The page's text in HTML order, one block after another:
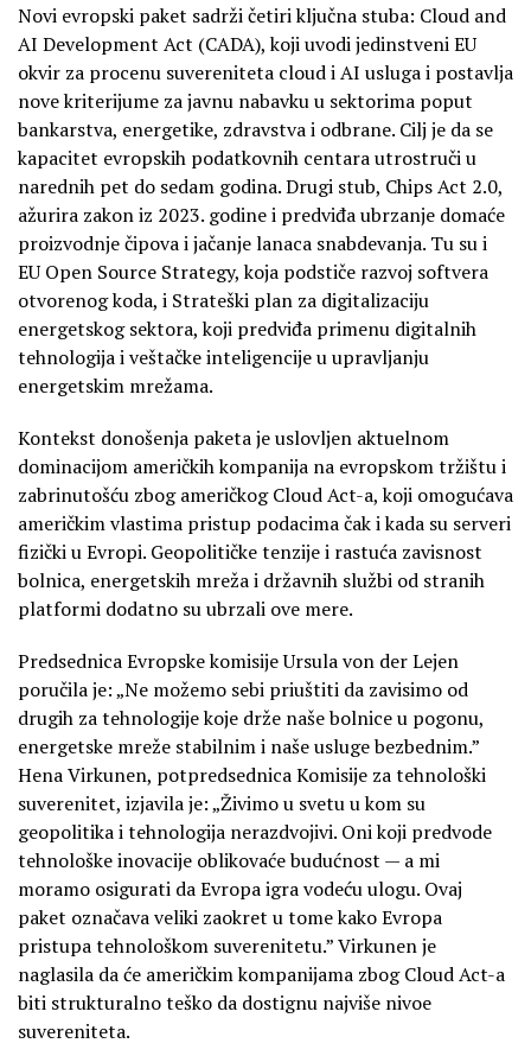
Novi evropski paket sadrži četiri ključna stuba: Cloud and
AI Development Act (CADA), koji uvodi jedinstveni EU
okvir za procenu suvereniteta cloud i AI usluga i postavlja
nove kriterijume za javnu nabavku u sektorima poput
bankarstva, energetike, zdravstva i odbrane. Cilj je da se
kapacitet evropskih podatkovnih centara utrostruči u
narednih pet do sedam godina. Drugi stub, Chips Act 2.0,
ažurira zakon iz 2023. godine i predviđa ubrzanje domaće
proizvodnje čipova i jačanje lanaca snabdevanja. Tu su i
EU Open Source Strategy, koja podstiče razvoj softvera
otvorenog koda, i Strateški plan za digitalizaciju
energetskog sektora, koji predviđa primenu digitalnih
tehnologija i veštačke inteligencije u upravljanju
energetskim mrežama.
Kontekst donošenja paketa je uslovljen aktuelnom
dominacijom američkih kompanija na evropskom tržištu i
zabrinutošću zbog američkog Cloud Act-a, koji omogućava
američkim vlastima pristup podacima čak i kada su serveri
fizički u Evropi. Geopolitičke tenzije i rastuća zavisnost
bolnica, energetskih mreža i državnih službi od stranih
platformi dodatno su ubrzali ove mere.
Predsednica Evropske komisije Ursula von der Lejen
poručila je: „Ne možemo sebi priuštiti da zavisimo od
drugih za tehnologije koje drže naše bolnice u pogonu,
energetske mreže stabilnim i naše usluge bezbednim.”
Hena Virkunen, potpredsednica Komisije za tehnološki
suverenitet, izjavila je: „Živimo u svetu u kom su
geopolitika i tehnologija nerazdvojivi. Oni koji predvode
tehnološke inovacije oblikovaće budućnost — a mi
moramo osigurati da Evropa igra vodeću ulogu. Ovaj
paket označava veliki zaokret u tome kako Evropa
pristupa tehnološkom suverenitetu.” Virkunen je
naglasila da će američkim kompanijama zbog Cloud Act-a
biti strukturalno teško da dostignu najviše nivoe
suvereniteta.